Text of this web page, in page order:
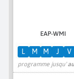
EAP-WMI
programme jusqu'
L M M J V